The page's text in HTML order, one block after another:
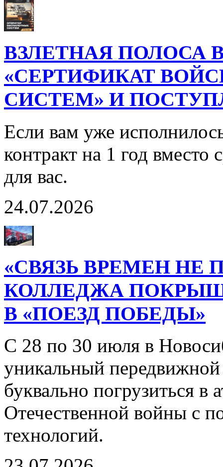
ВЗЛЕТНАЯ ПОЛОСА
«СЕРТИФИКАТ
СИСТЕМ» И
Если вам уже
контракт на 1 год
для вас.
24.07.2026
«СВЯЗЬ ВРЕМЕН НЕ
КОЛЛЕДЖА
В «ПОЕЗД ПОБЕДЫ»
С 28 по 30 июля в
уникальный
буквально погрузиться
Отечественной войны с
технологий.